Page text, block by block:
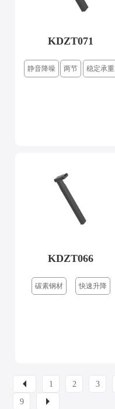
KDZT071
静音降噪 两节 稳定承重
KDZT066
碳素钢材 快速升降
1 2 3
9